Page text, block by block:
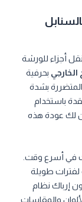
أجزاء للورشة
الخارجي بحرفية
بشدة
باستخدام
لك عودة هذه
في أسرع وقت.
طويلة
إرباك نظام
والمقاسات